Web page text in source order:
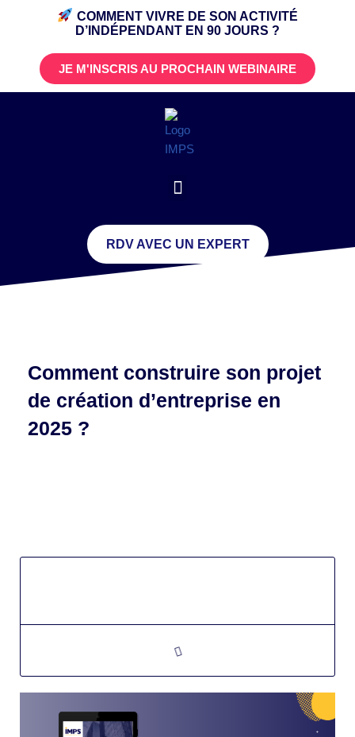
COMMENT VIVRE DE SON ACTIVITÉ
D’INDÉPENDANT EN 90 JOURS ?
JE M'INSCRIS AU PROCHAIN WEBINAIRE
RDV AVEC UN EXPERT
Comment construire son projet
de création d’entreprise en
2025 ?